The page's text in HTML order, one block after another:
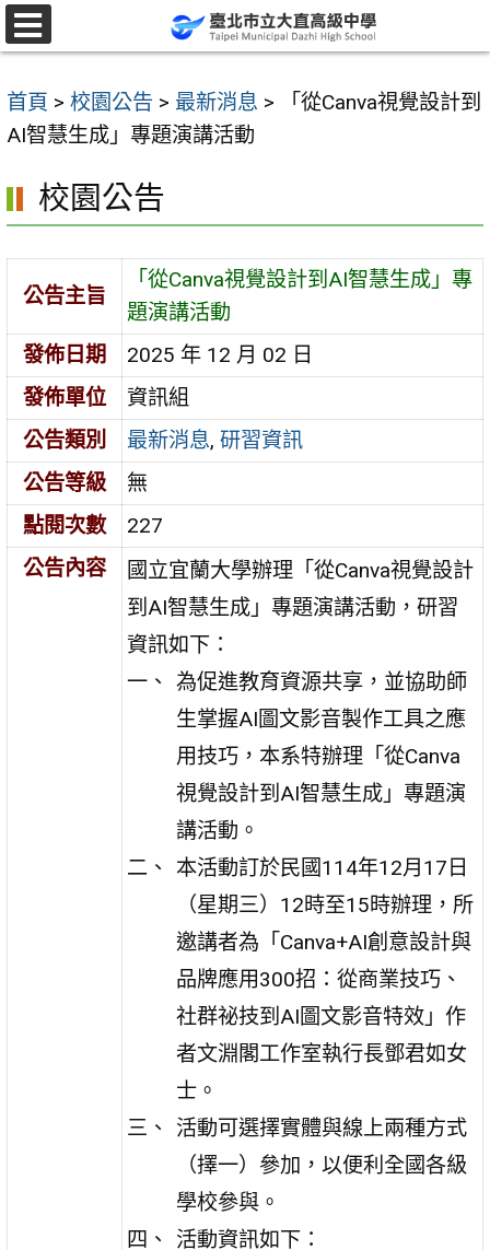
跳
至
要
內
區
首頁 > 校園公告 > 最新消息 >
「從Canva視覺設計到
AI智慧生成」專題演講活動
校園公告
公告主旨
「從Canva視覺設計到AI智慧生成」專
題演講活動
發佈日期
2025 年 12 月 02 日
發佈單位
資訊組
公告類別
最新消息,研習資訊
公告等級
無
點閱次數
227
公告內容
國立宜蘭大學辦理「從Canva視覺設計
到AI智慧生成」專題演講活動，研習
資訊如下：
為促進教育資源共享，並協助師
生掌握AI圖文影音製作工具之應
用技巧，本系特辦理「從Canva
視覺設計到AI智慧生成」專題演
講活動。
本活動訂於民國114年12月17日
（星期三）12時至15時辦理，所
邀講者為「Canva+AI創意設計與
品牌應用300招：從商業技巧、
社群祕技到AI圖文影音特效」作
者文淵閣工作室執行長鄧君如女
士。
活動可選擇實體與線上兩種方式
（擇一）參加，以便利全國各級
學校參與。
活動資訊如下：
選
單